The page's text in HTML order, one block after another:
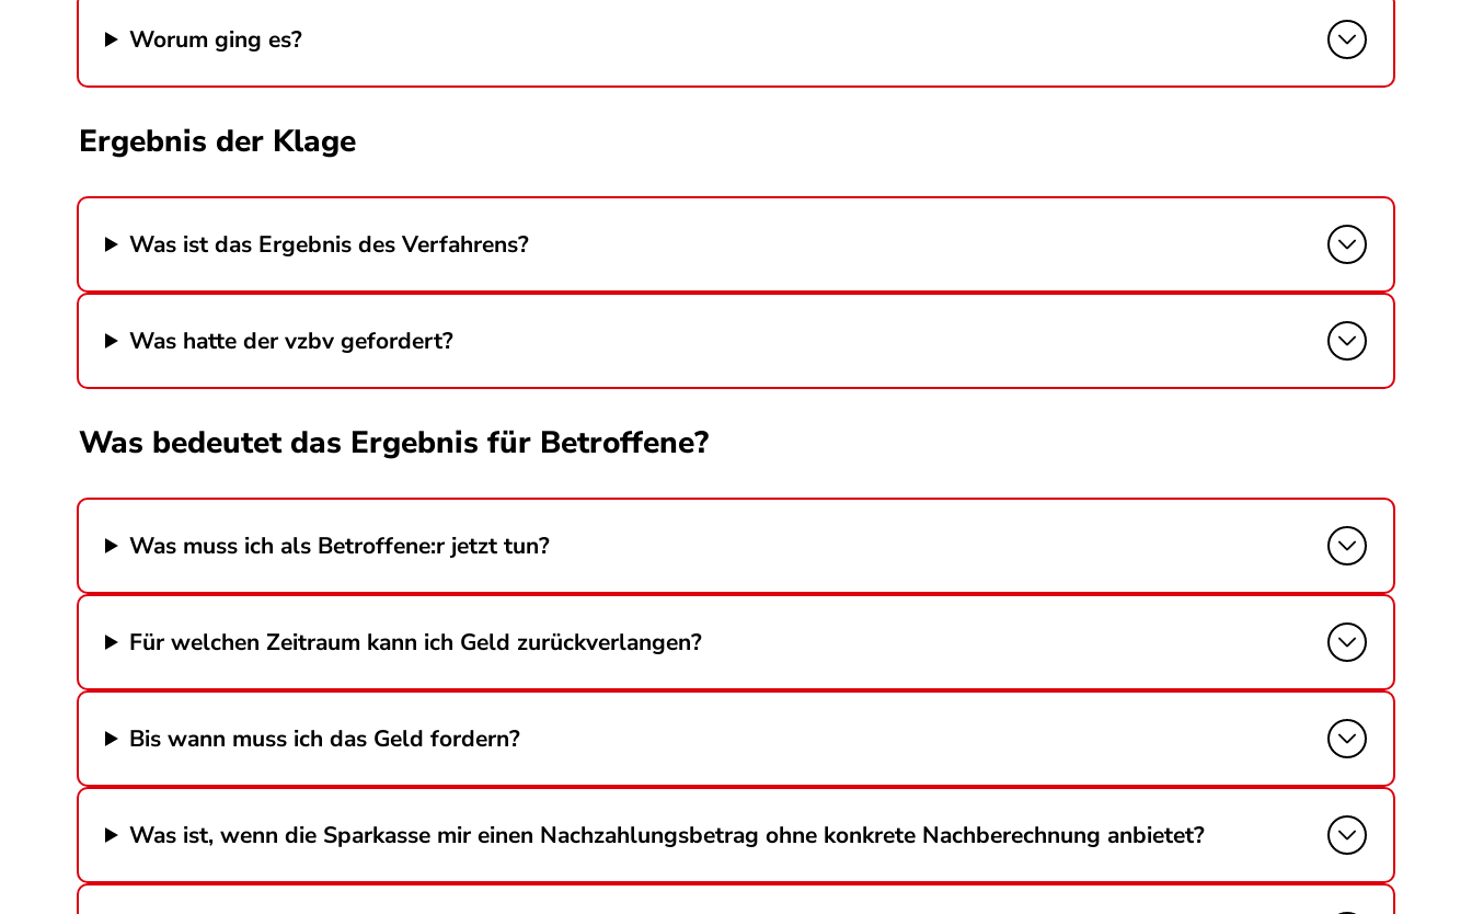
Worum ging es?
Ergebnis der Klage
Was ist das Ergebnis des Verfahrens?
Was hatte der vzbv gefordert?
Was bedeutet das Ergebnis für Betroffene?
Was muss ich als Betroffene:r jetzt tun?
Für welchen Zeitraum kann ich Geld zurückverlangen?
Bis wann muss ich das Geld fordern?
Was ist, wenn die Sparkasse mir einen Nachzahlungsbetrag ohne konkrete Nachberechnung anbietet?